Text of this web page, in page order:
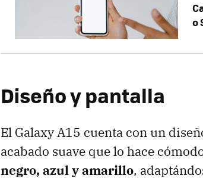
o
Diseño y pantalla
El Galaxy A15 cuenta con un
acabado suave que lo hace
negro, azul y amarillo,